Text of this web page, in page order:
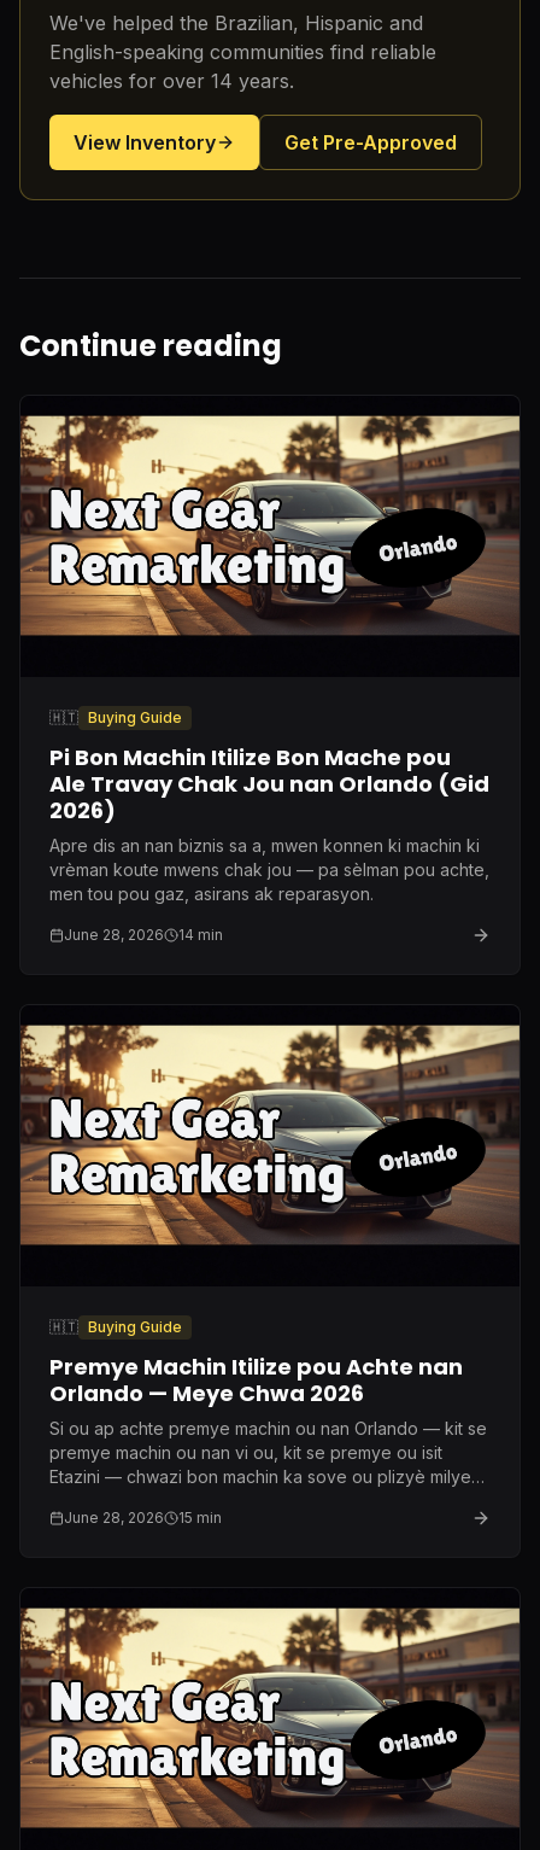
We've helped the Brazilian, Hispanic and
English-speaking communities find reliable
vehicles for over 14 years.
View Inventory Get Pre-Approved
Continue reading
🇭🇹 Buying Guide
Pi Bon Machin Itilize Bon Mache pou
Ale Travay Chak Jou nan Orlando (Gid
2026)
Apre dis an nan biznis sa a, mwen konnen ki machin ki
vrèman koute mwens chak jou — pa sèlman pou achte,
men tou pou gaz, asirans ak reparasyon.
June 28, 2026 14 min
🇭🇹 Buying Guide
Premye Machin Itilize pou Achte nan
Orlando — Meye Chwa 2026
Si ou ap achte premye machin ou nan Orlando — kit se
premye machin ou nan vi ou, kit se premye ou isit
Etazini — chwazi bon machin ka sove ou plizyè milye
rekòmande vre apre dis lane nan metye sa a.
June 28, 2026 15 min